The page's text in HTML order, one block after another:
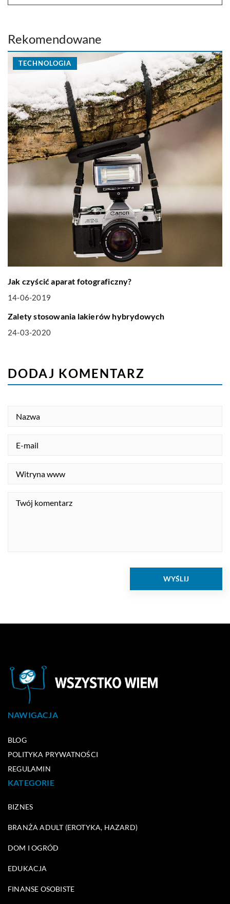
Rekomendowane
TECHNOLOGIA
Jak czyścić aparat fotograficzny?
14-06-2019
LIFE & STYLE
Zalety stosowania lakierów hybrydowych
24-03-2020
DODAJ KOMENTARZ
NAWIGACJA
BLOG
POLITYKA PRYWATNOŚCI
REGULAMIN
KATEGORIE
BIZNES
BRANŻA ADULT (EROTYKA, HAZARD)
DOM I OGRÓD
EDUKACJA
FINANSE OSOBISTE